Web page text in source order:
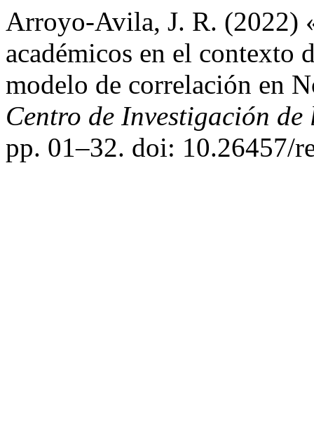
Arroyo-Avila, J. R. (2022)
académicos en el contexto
modelo de correlación en
Centro de Investigación
pp. 01–32. doi: 10.26457/